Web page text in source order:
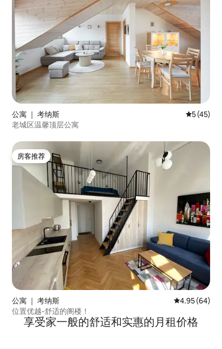
公寓 ｜ 考纳斯 平均评分
5 (45)
老城区温馨顶层公寓
房客推荐
房客推荐
公寓 ｜ 考纳斯 平均评分 4.95
4.95 (64)
位置优越-舒适的阁楼！
享受家一般的舒适和实惠的月租价格